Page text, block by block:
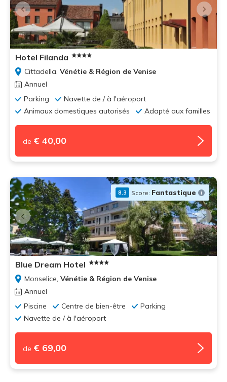
Hotel Filanda
Cittadella, Vénétie & Région de Venise
Annuel
Parking
Navette de / à l'aéroport
Animaux domestiques autorisés
Adapté aux familles
de € 40,00
8.3 Score: Fantastique
Blue Dream Hotel
Monselice, Vénétie & Région de Venise
Annuel
Piscine
Centre de bien-être
Parking
Navette de / à l'aéroport
de € 69,00